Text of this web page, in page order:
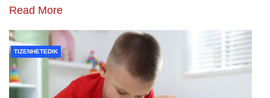
Read More
TIZENHETEDIK